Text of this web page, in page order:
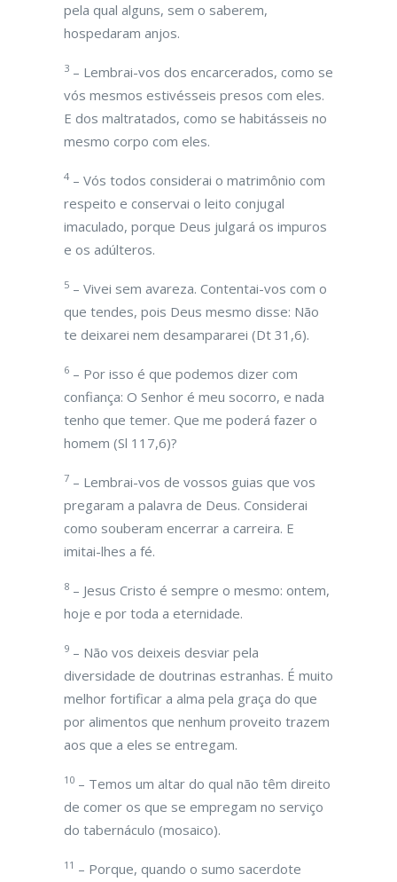
pela qual alguns, sem o saberem,
hospedaram anjos.
3 – Lembrai-vos dos encarcerados, como se
vós mesmos estivésseis presos com eles.
E dos maltratados, como se habitásseis no
mesmo corpo com eles.
4 – Vós todos considerai o matrimônio com
respeito e conservai o leito conjugal
imaculado, porque Deus julgará os impuros
e os adúlteros.
5 – Vivei sem avareza. Contentai-vos com o
que tendes, pois Deus mesmo disse: Não
te deixarei nem desampararei (Dt 31,6).
6 – Por isso é que podemos dizer com
confiança: O Senhor é meu socorro, e nada
tenho que temer. Que me poderá fazer o
homem (Sl 117,6)?
7 – Lembrai-vos de vossos guias que vos
pregaram a palavra de Deus. Considerai
como souberam encerrar a carreira. E
imitai-lhes a fé.
8 – Jesus Cristo é sempre o mesmo: ontem,
hoje e por toda a eternidade.
9 – Não vos deixeis desviar pela
diversidade de doutrinas estranhas. É muito
melhor fortificar a alma pela graça do que
por alimentos que nenhum proveito trazem
aos que a eles se entregam.
10 – Temos um altar do qual não têm direito
de comer os que se empregam no serviço
do tabernáculo (mosaico).
11 – Porque, quando o sumo sacerdote